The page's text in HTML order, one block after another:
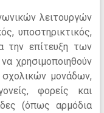
λειτουργών
υποστηρικτικός,
την επίτευξη των
χρησιμοποιηθούν
μονάδων,
φορείς και
(όπως αρμόδια